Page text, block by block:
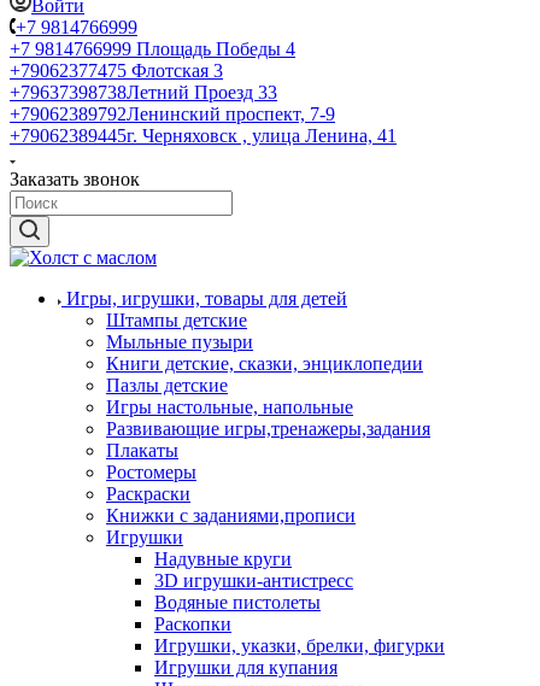
Войти
+7 9814766999
+7 9814766999 Площадь Победы 4
+79062377475 Флотская 3
+79637398738Летний Проезд 33
+79062389792Ленинский проспект, 7-9
+79062389445г. Черняховск , улица Ленина, 41
Заказать звонок
Игры, игрушки, товары для детей
Штампы детские
Мыльные пузыри
Книги детские, сказки, энциклопедии
Пазлы детские
Игры настольные, напольные
Развивающие игры,тренажеры,задания
Плакаты
Ростомеры
Раскраски
Книжки с заданиями,прописи
Игрушки
Надувные круги
3D игрушки-антистресс
Водяные пистолеты
Раскопки
Игрушки, указки, брелки, фигурки
Игрушки для купания